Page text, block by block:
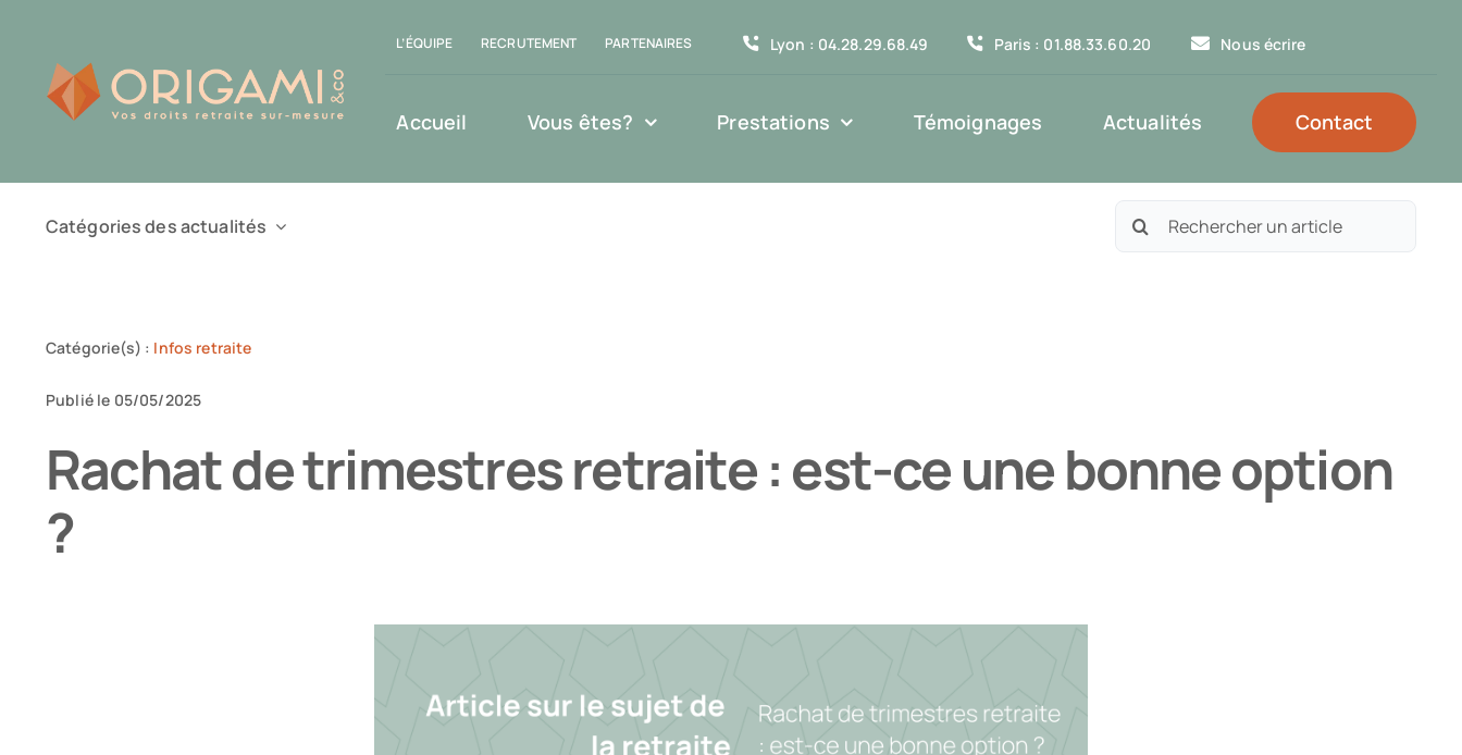
contenu
L’ÉQUIPE RECRUTEMENT PARTENAIRES Lyon : 04.28.29.68.49 Paris : 01.88.33.60.20 Nous écrire
Accueil Vous êtes? Prestations Témoignages Actualités Contact
Catégories des actualités Rechercher:
Catégorie(s) : Infos retraite
Publié le 05/05/2025
Rachat de trimestres retraite : est-ce une bonne option
?